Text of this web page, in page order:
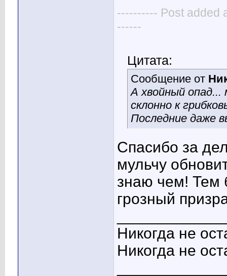
---------- Post added
------
Цитата:
Сообщение от
А хвойный опад...
склонно к
Последние даже
Спасибо за
мульчу
знаю чем! Тем
грозный
Никогда не
Никогда не